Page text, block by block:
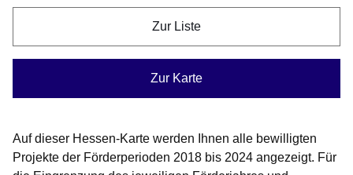
Zur Liste
Zur Karte
Auf dieser Hessen-Karte werden Ihnen alle bewilligten
Projekte der Förderperioden 2018 bis 2024 angezeigt. Für